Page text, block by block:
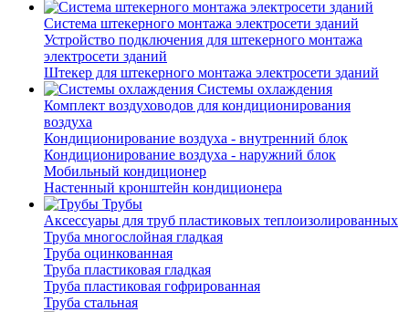
Система штекерного монтажа электросети зданий
Устройство подключения для штекерного монтажа
электросети зданий
Штекер для штекерного монтажа электросети зданий
Системы охлаждения
Комплект воздуховодов для кондиционирования
воздуха
Кондиционирование воздуха - внутренний блок
Кондиционирование воздуха - наружний блок
Мобильный кондиционер
Настенный кронштейн кондиционера
Трубы
Аксессуары для труб пластиковых теплоизолированных
Труба многослойная гладкая
Труба оцинкованная
Труба пластиковая гладкая
Труба пластиковая гофрированная
Труба стальная